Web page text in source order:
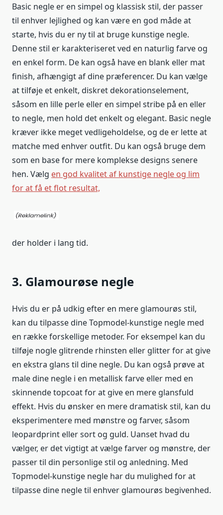
Basic negle er en simpel og klassisk stil, der passer
til enhver lejlighed og kan være en god måde at
starte, hvis du er ny til at bruge kunstige negle.
Denne stil er karakteriseret ved en naturlig farve og
en enkel form. De kan også have en blank eller mat
finish, afhængigt af dine præferencer. Du kan vælge
at tilføje et enkelt, diskret dekorationselement,
såsom en lille perle eller en simpel stribe på en eller
to negle, men hold det enkelt og elegant. Basic negle
kræver ikke meget vedligeholdelse, og de er lette at
matche med enhver outfit. Du kan også bruge dem
som en base for mere komplekse designs senere
hen. Vælg en god kvalitet af kunstige negle og lim
for at få et flot resultat,
der holder i lang tid.
3. Glamourøse negle
Hvis du er på udkig efter en mere glamourøs stil,
kan du tilpasse dine Topmodel-kunstige negle med
en række forskellige metoder. For eksempel kan du
tilføje nogle glitrende rhinsten eller glitter for at give
en ekstra glans til dine negle. Du kan også prøve at
male dine negle i en metallisk farve eller med en
skinnende topcoat for at give en mere glansfuld
effekt. Hvis du ønsker en mere dramatisk stil, kan du
eksperimentere med mønstre og farver, såsom
leopardprint eller sort og guld. Uanset hvad du
vælger, er det vigtigt at vælge farver og mønstre, der
passer til din personlige stil og anledning. Med
Topmodel-kunstige negle har du mulighed for at
tilpasse dine negle til enhver glamourøs begivenhed.